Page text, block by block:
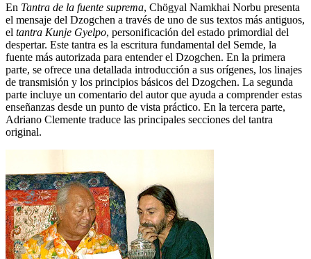
En Tantra de la fuente suprema, Chögyal Namkhai Norbu presenta
el mensaje del Dzogchen a través de uno de sus textos más antiguos,
el tantra Kunje Gyelpo, personificación del estado primordial del
despertar. Este tantra es la escritura fundamental del Semde, la
fuente más autorizada para entender el Dzogchen. En la primera
parte, se ofrece una detallada introducción a sus orígenes, los linajes
de transmisión y los principios básicos del Dzogchen. La segunda
parte incluye un comentario del autor que ayuda a comprender estas
enseñanzas desde un punto de vista práctico. En la tercera parte,
Adriano Clemente traduce las principales secciones del tantra
original.